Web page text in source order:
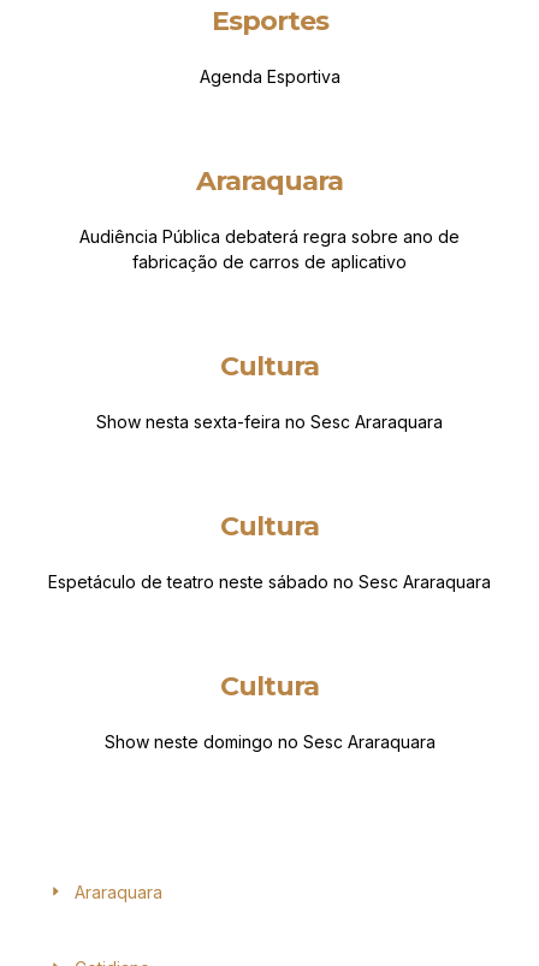
Esportes
Agenda Esportiva
Araraquara
Audiência Pública debaterá regra sobre ano de
fabricação de carros de aplicativo
Cultura
Show nesta sexta-feira no Sesc Araraquara
Cultura
Espetáculo de teatro neste sábado no Sesc Araraquara
Cultura
Show neste domingo no Sesc Araraquara
Araraquara